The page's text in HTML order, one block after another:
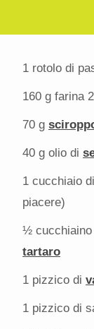
1 rotolo di
160 g farina
70 g
40 g olio di
1 cucchiaio di
piacere)
½
tartaro
1 pizzico di
1 pizzico di